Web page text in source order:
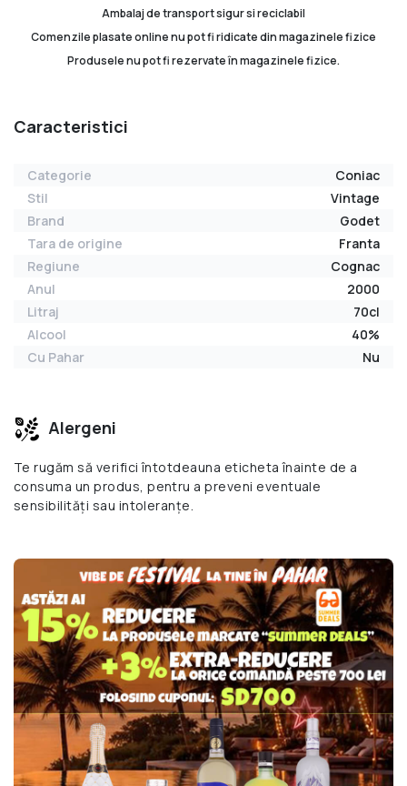
Ambalaj de transport sigur si reciclabil
Comenzile plasate online nu pot fi ridicate din magazinele fizice
Produsele nu pot fi rezervate în magazinele fizice.
Caracteristici
Categorie
Coniac
Stil
Vintage
Brand
Godet
Tara de origine
Franta
Regiune
Cognac
Anul
2000
Litraj
70cl
Alcool
40%
Cu Pahar
Nu
Alergeni
Te rugăm să verifici întotdeauna eticheta înainte de a
consuma un produs, pentru a preveni eventuale
sensibilități sau intoleranțe.